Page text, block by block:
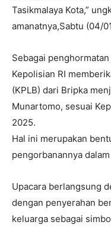
Tasikmalaya Kota,”
amanatnya,Sabtu (04/
Sebagai
Kepolisian RI
(KPLB) dari Bripka
Munartomo, sesuai
2025.
Hal ini merupakan
pengorbanannya
Upacara berlangsung
dengan penyerahan
keluarga sebagai